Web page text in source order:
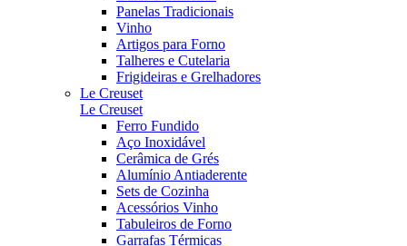
Panelas Tradicionais
Vinho
Artigos para Forno
Talheres e Cutelaria
Frigideiras e Grelhadores
Le Creuset
Le Creuset
Ferro Fundido
Aço Inoxidável
Cerâmica de Grés
Alumínio Antiaderente
Sets de Cozinha
Acessórios Vinho
Tabuleiros de Forno
Garrafas Térmicas